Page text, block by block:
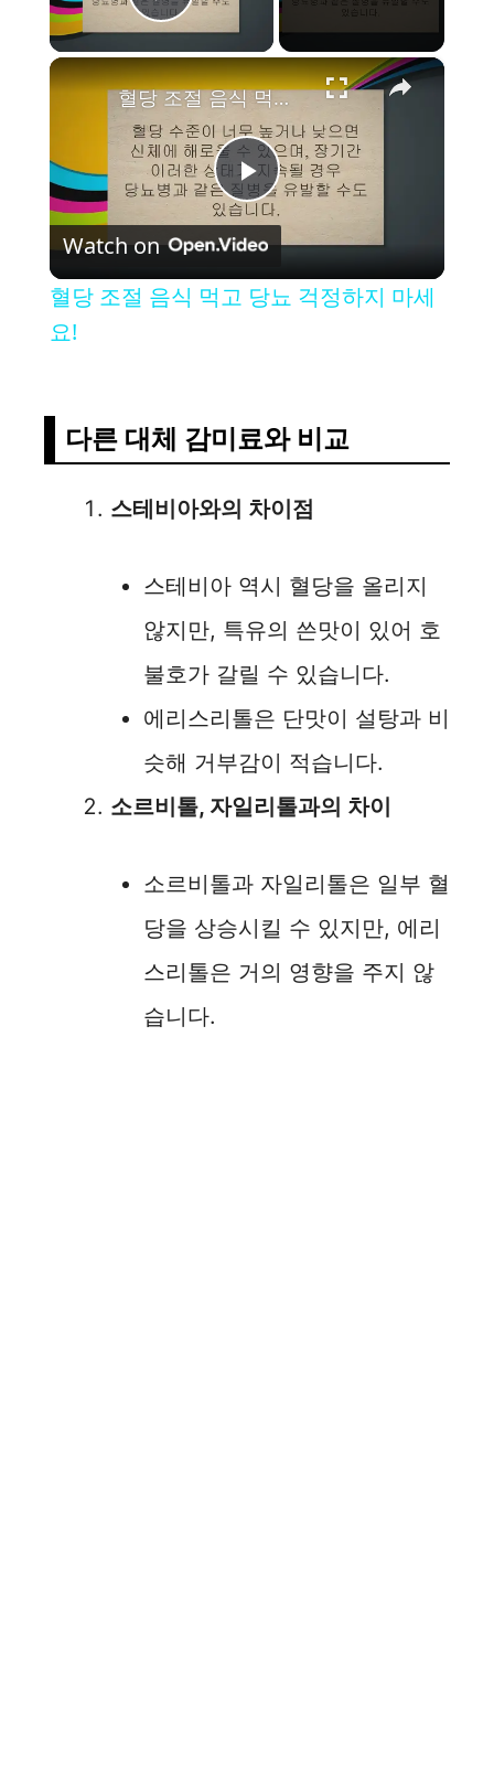
Play Video
×
P
V
d
e
o
혈당 조절 음식 먹고 당뇨 걱정하지 마세요!
Watch on
혈당 조절 음식 먹고 당뇨 걱정하지 마세
요!
다른 대체 감미료와 비교
스테비아와의 차이점
스테비아 역시 혈당을 올리지
않지만, 특유의 쓴맛이 있어 호
불호가 갈릴 수 있습니다.
에리스리톨은 단맛이 설탕과 비
슷해 거부감이 적습니다.
소르비톨, 자일리톨과의 차이
소르비톨과 자일리톨은 일부 혈
당을 상승시킬 수 있지만, 에리
스리톨은 거의 영향을 주지 않
습니다.